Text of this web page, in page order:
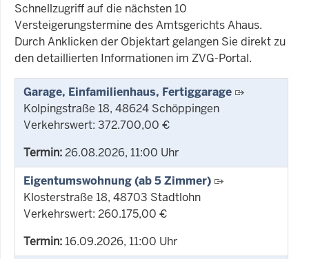
Schnellzugriff auf die nächsten 10
Versteigerungstermine des Amtsgerichts Ahaus.
Durch Anklicken der Objektart gelangen Sie direkt zu
den detaillierten Informationen im ZVG-Portal.
Garage, Einfamilienhaus, Fertiggarage
Kolpingstraße 18, 48624 Schöppingen
Verkehrswert: 372.700,00 €
Termin:26.08.2026, 11:00 Uhr
Eigentumswohnung (ab 5 Zimmer)
Klosterstraße 18, 48703 Stadtlohn
Verkehrswert: 260.175,00 €
Termin:16.09.2026, 11:00 Uhr